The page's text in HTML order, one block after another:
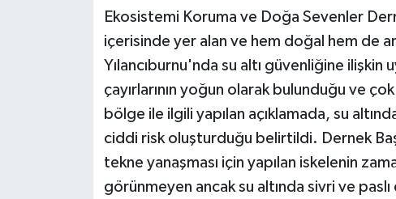
Ekosistemi Koruma ve Doğa Sevenler
içerisinde yer alan ve hem doğal hem de
Yılancıburnu'nda su altı güvenliğine
çayırlarının yoğun olarak bulunduğu ve çok
bölge ile ilgili yapılan açıklamada, su
ciddi risk oluşturduğu belirtildi. Dernek
tekne yanaşması için yapılan iskelenin
görünmeyen ancak su altında sivri ve